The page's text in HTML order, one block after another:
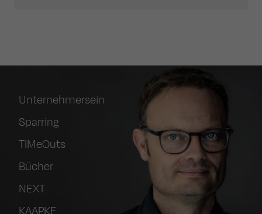
Unternehmersein
Sparring
TIMeOuts
Bücher
NEXT